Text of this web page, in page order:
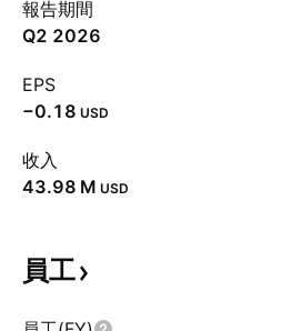
報告期間
Q2 2026
EPS
−0.18 USD
收入
‪43.98 M‬ USD
員工